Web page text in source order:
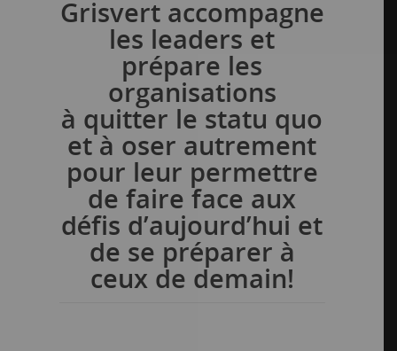
Grisvert accompagne
les leaders et
prépare les
organisations
à quitter le statu quo
et à oser autrement
pour leur permettre
de faire face aux
défis d’aujourd’hui et
de se préparer à
ceux de demain!